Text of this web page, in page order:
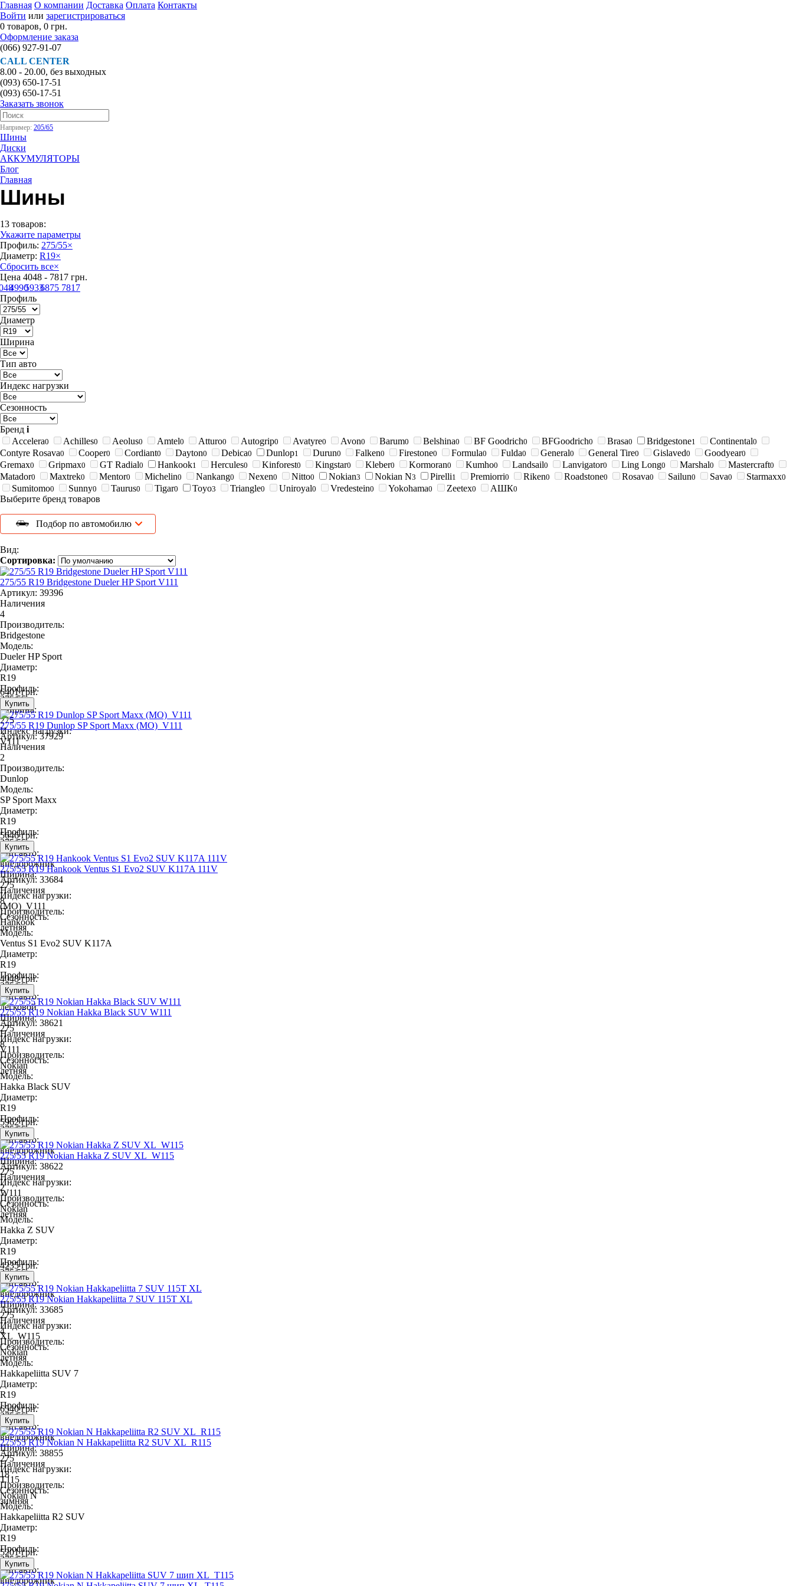
Главная О компании Доставка Оплата Контакты
Войти или зарегистрироваться
0 товаров, 0 грн.
Оформление заказа
(066) 927-91-07
CALL CENTER
8.00 - 20.00, без выходных
(093) 650-17-51
(093) 650-17-51
Заказать звонок
Например: 205/65
Шины
Диски
АККУМУЛЯТОРЫ
Блог
Главная
Шины
13 товаров:
Укажите параметры
Профиль: 275/55×
Диаметр: R19×
Сбросить все×
Цена 4048 - 7817 грн.
499059336875 7817
Профиль
Диаметр
Ширина
Тип авто
Индекс нагрузки
Сезонность
Бренд i
Accelera0 Achilles0 Aeolus0 Amtel0 Atturo0 Autogrip0 Avatyre0 Avon0 Barum0 Belshina0 BF Goodrich0 BFGoodrich0 Brasa0 Bridgestone1 Continental0
Contyre Rosava0 Cooper0 Cordiant0 Dayton0 Debica0 Dunlop1 Durun0 Falken0 Firestone0 Formula0 Fulda0 General0 General Tire0 Gislaved0 Goodyear0
Gremax0 Gripmax0 GT Radial0 Hankook1 Hercules0 Kinforest0 Kingstar0 Kleber0 Kormoran0 Kumho0 Landsail0 Lanvigator0 Ling Long0 Marshal0 Mastercraft0
Matador0 Maxtrek0 Mentor0 Michelin0 Nankang0 Nexen0 Nitto0 Nokian3 Nokian N3 Pirelli1 Premiorri0 Riken0 Roadstone0 Rosava0 Sailun0 Sava0 Starmaxx0
Sumitomo0 Sunny0 Taurus0 Tigar0 Toyo3 Triangle0 Uniroyal0 Vredestein0 Yokohama0 Zeetex0 АШК0
Выберите бренд товаров
Подбор по автомобилю
Вид:
Сортировка:
275/55 R19 Bridgestone Dueler HP Sport V111
Артикул: 39396
Наличения
4
Производитель:
Bridgestone
Модель:
Dueler HP Sport
Диаметр:
R19
Профиль:
275/55
Ширина:
275
Индекс нагрузки:
V111
6401 грн.
275/55 R19 Dunlop SP Sport Maxx (MO)_V111
Артикул: 37929
Наличения
2
Производитель:
Dunlop
Модель:
SP Sport Maxx
Диаметр:
R19
Профиль:
275/55
Тип авто:
внедорожник
Ширина:
275
Индекс нагрузки:
(MO)_V111
Сезонность:
летняя
5646 грн.
275/55 R19 Hankook Ventus S1 Evo2 SUV K117A 111V
Артикул: 33684
Наличения
8
Производитель:
Hankook
Модель:
Ventus S1 Evo2 SUV K117A
Диаметр:
R19
Профиль:
275/55
Тип авто:
легковой
Ширина:
275
Индекс нагрузки:
V111
Сезонность:
летняя
4048 грн.
275/55 R19 Nokian Hakka Black SUV W111
Артикул: 38621
Наличения
8
Производитель:
Nokian
Модель:
Hakka Black SUV
Диаметр:
R19
Профиль:
275/55
Тип авто:
внедорожник
Ширина:
275
Индекс нагрузки:
W111
Сезонность:
летняя
5962 грн.
275/55 R19 Nokian Hakka Z SUV XL_W115
Артикул: 38622
Наличения
2
Производитель:
Nokian
Модель:
Hakka Z SUV
Диаметр:
R19
Профиль:
275/55
Тип авто:
внедорожник
Ширина:
275
Индекс нагрузки:
XL_W115
Сезонность:
летняя
4235 грн.
275/55 R19 Nokian Hakkapeliitta 7 SUV 115T XL
Артикул: 33685
Наличения
4
Производитель:
Nokian
Модель:
Hakkapeliitta SUV 7
Диаметр:
R19
Профиль:
275/55
Тип авто:
внедорожник
Ширина:
275
Индекс нагрузки:
T115
Сезонность:
зимняя
6540 грн.
275/55 R19 Nokian N Hakkapeliitta R2 SUV XL_R115
Артикул: 38855
Наличения
18
Производитель:
Nokian N
Модель:
Hakkapeliitta R2 SUV
Диаметр:
R19
Профиль:
275/55
Тип авто:
внедорожник
5201 грн.